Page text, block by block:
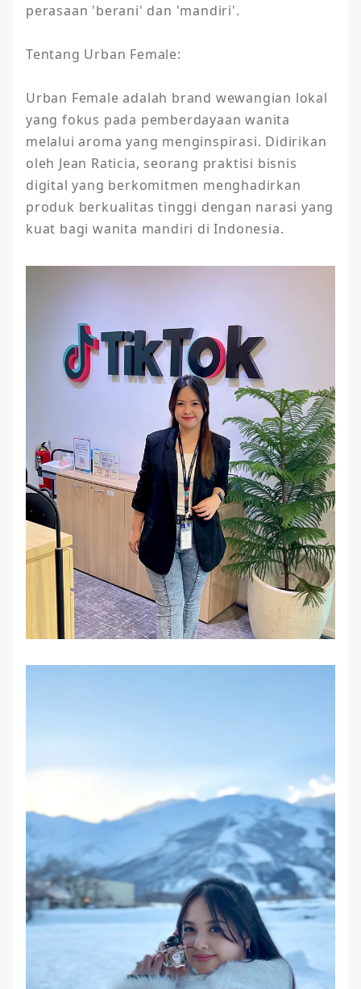
perasaan 'berani' dan 'mandiri'.
Tentang Urban Female:
Urban Female adalah brand wewangian lokal
yang fokus pada pemberdayaan wanita
melalui aroma yang menginspirasi. Didirikan
oleh Jean Raticia, seorang praktisi bisnis
digital yang berkomitmen menghadirkan
produk berkualitas tinggi dengan narasi yang
kuat bagi wanita mandiri di Indonesia.